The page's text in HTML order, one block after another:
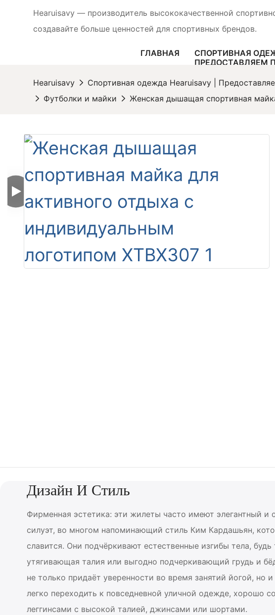
Hearuisavy — производитель высококачественной
создавайте больше ценностей для спортивных брендов.
ГЛАВНАЯ
СПОРТИВНАЯ
ПРЕДОСТАВЛЯЕМ
РОСТУ БРЕНДА
Hearuisavy
Спортивная одежда Hearuisavy |
Футболки и майки
Женская дышащая спортивная
Дизайн И Стиль
Фирменная эстетика: эти жилеты часто имеют элегантный и
силуэт, во многом напоминающий стиль Ким Кардашьян,
славится. Они подчёркивают естественные изгибы тела, будь
утягивающая талия или выгодно подчеркивающий грудь и
не только придаёт уверенности во время занятий йогой, но и
легко переходить к повседневной уличной одежде, хорошо
леггинсами с высокой талией, джинсами или шортами.